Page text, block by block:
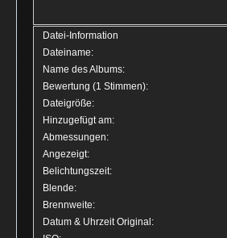
Datei-Information
Dateiname:
Name des Albums:
Bewertung (1 Stimmen):
Dateigröße:
Hinzugefügt am:
Abmessungen:
Angezeigt:
Belichtungszeit:
Blende:
Brennweite:
Datum & Uhrzeit Original: